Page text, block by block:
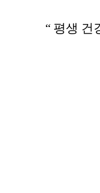
“ 평생 건